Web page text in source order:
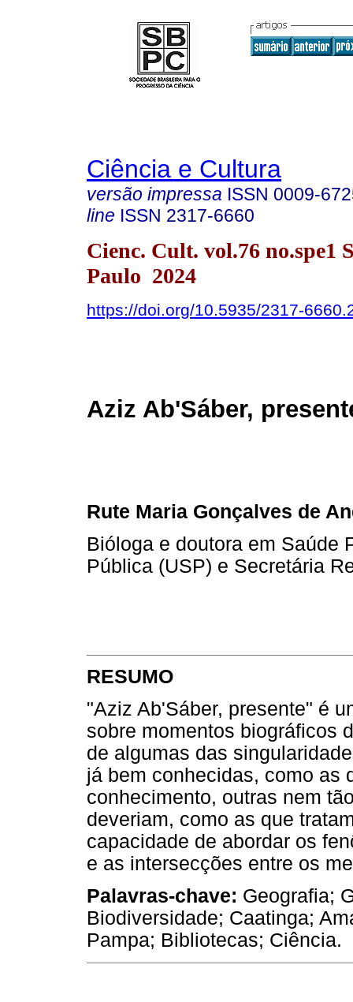
Ciência e Cultura
versão impressa ISSN 0009-
line ISSN 2317-6660
Cienc. Cult. vol.76 no.spe1
Paulo 2024
https://doi.org/10.5935/2317-
Aziz Ab'Sáber,
Rute Maria Gonçalves de
Bióloga e doutora em Saúde
Pública (USP) e Secretária
RESUMO
"Aziz Ab'Sáber, presente" é
sobre momentos biográficos
de algumas das
já bem conhecidas, como as
conhecimento, outras nem
deveriam, como as que
capacidade de abordar os
e as intersecções entre os
Palavras-chave: Geografia;
Biodiversidade; Caatinga;
Pampa; Bibliotecas; Ciência.